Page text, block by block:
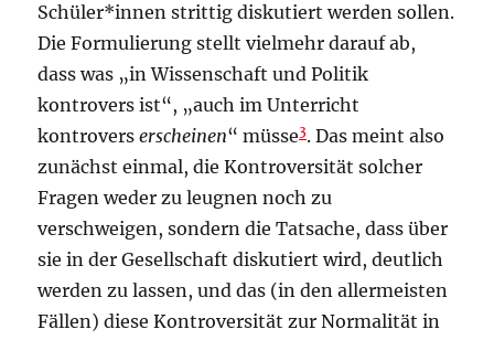
Schüler*innen strittig diskutiert werden sollen.
Die Formulierung stellt vielmehr darauf ab,
dass was „in Wissenschaft und Politik
kontrovers ist“, „auch im Unterricht
kontroverserscheinen“ müsse3. Das meint also
zunächst einmal, die Kontroversität solcher
Fragen weder zu leugnen noch zu
verschweigen, sondern die Tatsache, dass über
sie in der Gesellschaft diskutiert wird, deutlich
werden zu lassen, und das (in den allermeisten
Fällen) diese Kontroversität zur Normalität in